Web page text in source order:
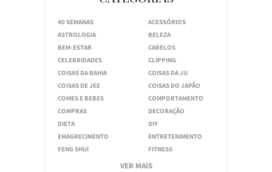
40 SEMANAS
ACESSÓRIOS
ASTROLOGIA
BELEZA
BEM-ESTAR
CABELOS
CELEBRIDADES
CLIPPING
COISAS DA BAHIA
COISAS DA JU
COISAS DE JEE
COISAS DO JAPÃO
COMES E BEBES
COMPORTAMENTO
COMPRAS
DECORAÇÃO
DIETA
DIY
EMAGRECIMENTO
ENTRETENIMENTO
FENG SHUI
FITNESS
VER MAIS